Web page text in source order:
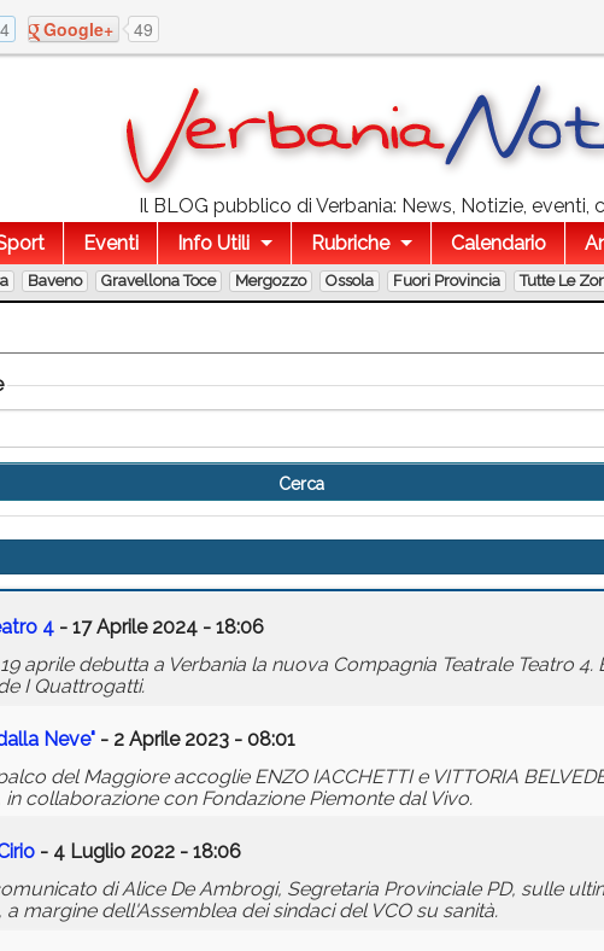
Google+ 49
Il BLOG pubblico di Verbania: News, Notizie, eventi,
Eventi Info Utili Rubriche Calendario
Baveno Gravellona Toce Mergozzo Ossola Fuori Provincia Tutte Le
4 - 17 Aprile 2024 - 18:06
aprile debutta a Verbania la nuova Compagnia Teatrale Teatro
I Quattrogatti.
Neve" - 2 Aprile 2023 - 08:01
del Maggiore accoglie ENZO IACCHETTI e VITTORIA
in collaborazione con Fondazione Piemonte dal Vivo.
- 4 Luglio 2022 - 18:06
di Alice De Ambrogi, Segretaria Provinciale PD, sulle
margine dell'Assemblea dei sindaci del VCO su sanità.